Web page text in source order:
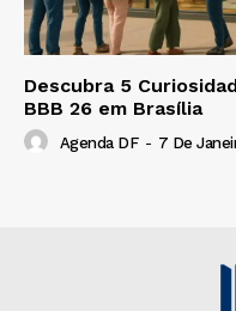
Descubra 5
BBB 26 em Brasília
Agenda DF - 7 De